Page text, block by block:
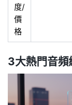
度/
價
格
3大熱門音頻